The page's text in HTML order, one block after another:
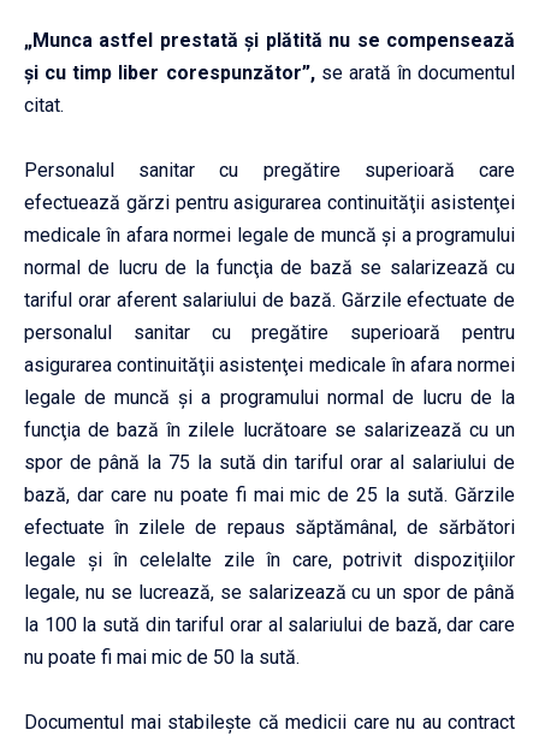
„Munca astfel prestată şi plătită nu se compensează
şi cu timp liber corespunzător”, se arată în documentul
citat.
Personalul sanitar cu pregătire superioară care
efectuează gărzi pentru asigurarea continuităţii asistenţei
medicale în afara normei legale de muncă şi a programului
normal de lucru de la funcţia de bază se salarizează cu
tariful orar aferent salariului de bază. Gărzile efectuate de
personalul sanitar cu pregătire superioară pentru
asigurarea continuităţii asistenţei medicale în afara normei
legale de muncă şi a programului normal de lucru de la
funcţia de bază în zilele lucrătoare se salarizează cu un
spor de până la 75 la sută din tariful orar al salariului de
bază, dar care nu poate fi mai mic de 25 la sută. Gărzile
efectuate în zilele de repaus săptămânal, de sărbători
legale şi în celelalte zile în care, potrivit dispoziţiilor
legale, nu se lucrează, se salarizează cu un spor de până
la 100 la sută din tariful orar al salariului de bază, dar care
nu poate fi mai mic de 50 la sută.
Documentul mai stabileşte că medicii care nu au contract